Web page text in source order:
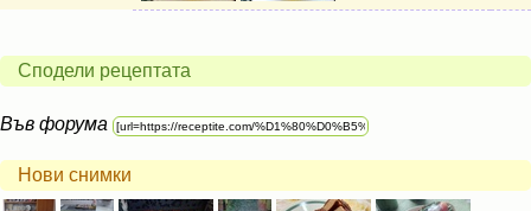
Сподели рецептата
Във форума
Нови снимки